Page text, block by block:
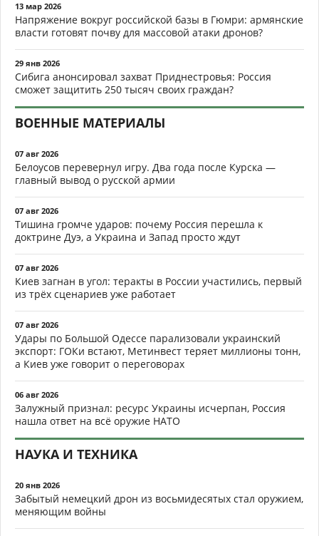
13 мар 2026
Напряжение вокруг российской базы в Гюмри: армянские
власти готовят почву для массовой атаки дронов?
29 янв 2026
Сибига анонсировал захват Приднестровья: Россия
сможет защитить 250 тысяч своих граждан?
ВОЕННЫЕ МАТЕРИАЛЫ
07 авг 2026
Белоусов перевернул игру. Два года после Курска —
главный вывод о русской армии
07 авг 2026
Тишина громче ударов: почему Россия перешла к
доктрине Дуэ, а Украина и Запад просто ждут
07 авг 2026
Киев загнан в угол: теракты в России участились, первый
из трёх сценариев уже работает
07 авг 2026
Удары по Большой Одессе парализовали украинский
экспорт: ГОКи встают, Метинвест теряет миллионы тонн,
а Киев уже говорит о переговорах
06 авг 2026
Залужный признал: ресурс Украины исчерпан, Россия
нашла ответ на всё оружие НАТО
НАУКА И ТЕХНИКА
20 янв 2026
Забытый немецкий дрон из восьмидесятых стал оружием,
меняющим войны